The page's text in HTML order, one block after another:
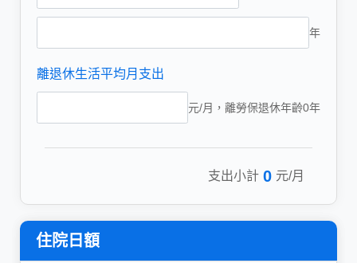
年
離退休生活平均月支出
元/月，離勞保退休年齡0年
支出小計 0 元/月
住院日額